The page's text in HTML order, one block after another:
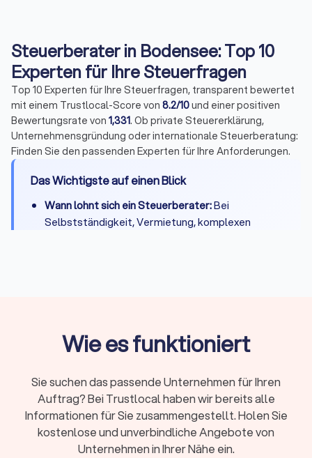
Steuerberater in Bodensee: Top 10
Experten für Ihre Steuerfragen
Top 10 Experten für Ihre Steuerfragen, transparent bewertet
mit einem Trustlocal-Score von 8.2/10und einer positiven
Bewertungsrate von 1,331. Ob private Steuererklärung,
Unternehmensgründung oder internationale Steuerberatung:
Finden Sie den passenden Experten für Ihre Anforderungen.
Das Wichtigste auf einen Blick
Wann lohnt sich ein Steuerberater:Bei
Selbstständigkeit, Vermietung, komplexen
Steuerberaterkammer ist Pflicht, Fachberater-
Titel zeigen Spezialisierung
Vorteile – persönlicher Kontakt oder flexible
digitale Zusammenarbeit
Erstgespräch:Viele Kanzleien bieten 15-20
Minuten kostenlos an
Wie es funktioniert
Sie suchen das passende Unternehmen für Ihren
Auftrag? Bei Trustlocal haben wir bereits alle
Informationen für Sie zusammengestellt. Holen Sie
kostenlose und unverbindliche Angebote von
Unternehmen in Ihrer Nähe ein.